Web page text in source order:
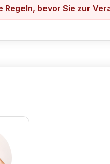
Regeln, bevor Sie zur